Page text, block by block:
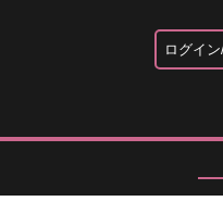
ログイン